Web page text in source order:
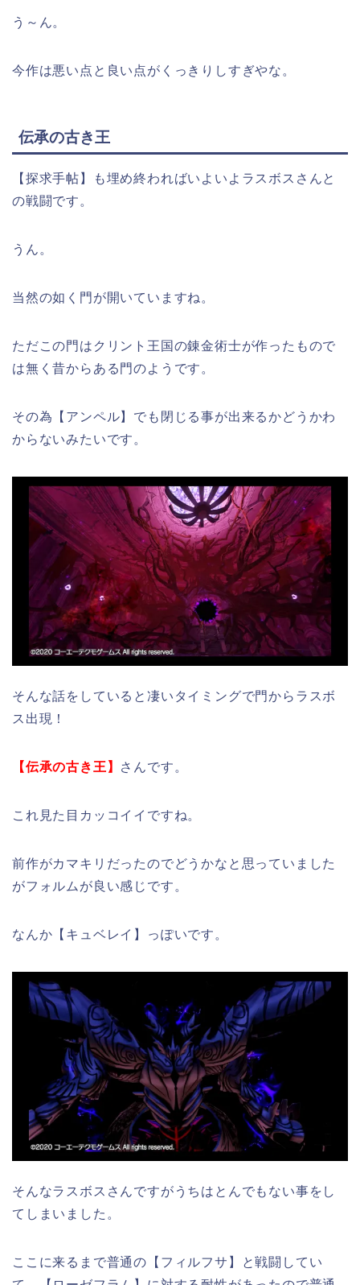
う～ん。
今作は悪い点と良い点がくっきりしすぎやな。
伝承の古き王
【探求手帖】も埋め終わればいよいよラスボスさんと
の戦闘です。
うん。
当然の如く門が開いていますね。
ただこの門はクリント王国の錬金術士が作ったもので
は無く昔からある門のようです。
その為【アンペル】でも閉じる事が出来るかどうかわ
からないみたいです。
そんな話をしていると凄いタイミングで門からラスボ
ス出現！
【伝承の古き王】 さんです。
これ見た目カッコイイですね。
前作がカマキリだったのでどうかなと思っていました
がフォルムが良い感じです。
なんか【キュベレイ】っぽいです。
そんなラスボスさんですがうちはとんでもない事をし
てしまいました。
ここに来るまで普通の【フィルフサ】と戦闘してい